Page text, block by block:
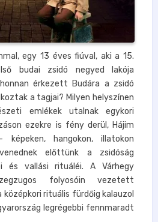
egy 13 éves fiúval, aki a 15.
budai zsidó negyed lakója
érkezett Budára a zsidó
a tagjai? Milyen helyszínen
emlékek utalnak egykori
ezekre is fény derül, Hájim
képeken, hangokon, illatokon
előttünk a zsidóság
és vallási rituáléi. A Várhegy
zegzugos folyosóin vezetett
rituális fürdőig kalauzol
legrégebbi fennmaradt